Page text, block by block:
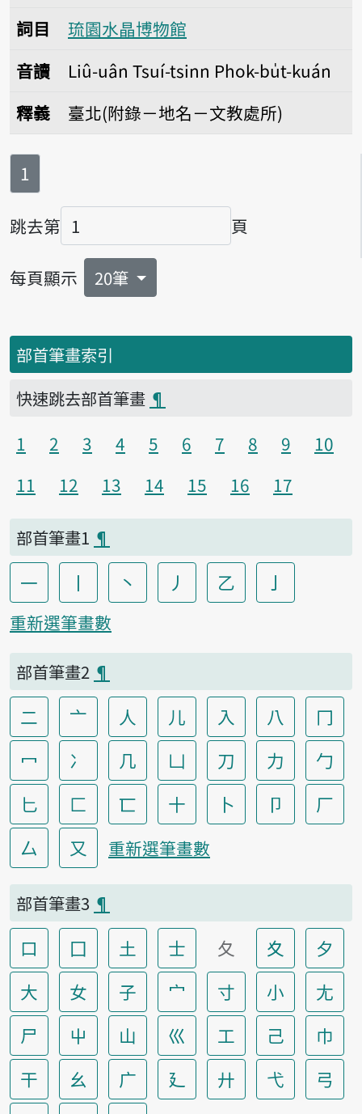
詞目
琉園水晶博物館
音讀
Liû-uân Tsuí-tsinn Phok-bu̍t-kuán
釋義
臺北(附錄－地名－文教處所)
第
1
跳去第
頁碼
頁
每頁顯示 20筆
部首筆畫索引
快速跳去部首筆畫 ¶
1
2 3 4 5 6 7 8 9
10
11
12 13 14 15 16 17
部首筆畫1 ¶
一 丨 丶 丿 乙 亅
重新選筆畫數
部首筆畫2 ¶
二 亠 人 儿 入 八
冂
冖
冫 几 凵 刀 力
勹
匕
匚 匸 十 卜 卩
厂
厶
又 重新選筆畫數
部首筆畫3 ¶
口 囗 土 士 夂 夊
夕
大
女 子 宀 寸 小
尢
尸
屮 山 巛 工 己
巾
干
幺 广 廴 廾 弋
弓